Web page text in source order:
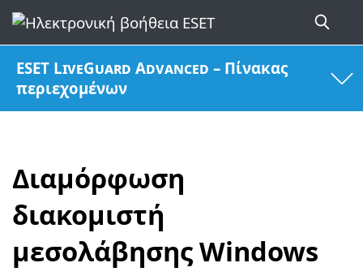
ESET LiveGuard Advanced – Πίνακας
περιεχομένων
Διαμόρφωση
διακομιστή
μεσολάβησης Windows